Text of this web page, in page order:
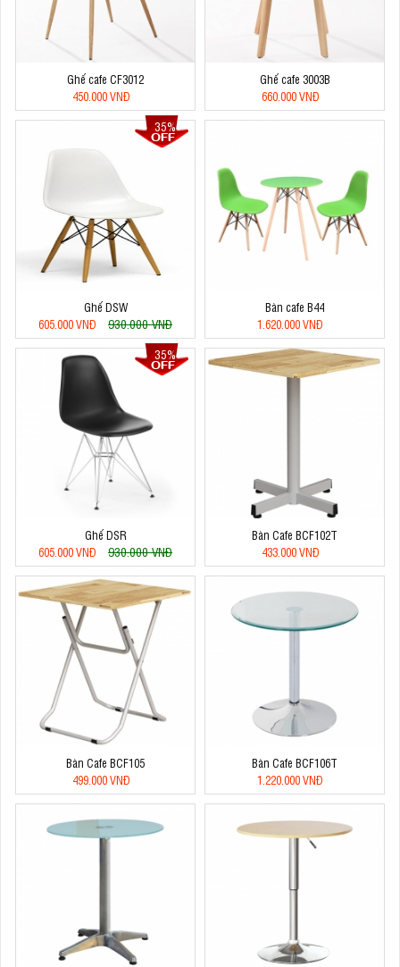
Ghế cafe CF3012
450.000 VNĐ
Ghế cafe 3003B
660.000 VNĐ
35%
Ghế DSW
605.000 VNĐ
930.000 VNĐ
Bàn cafe B44
1.620.000 VNĐ
35%
Ghế DSR
605.000 VNĐ
930.000 VNĐ
Bàn Cafe BCF102T
433.000 VNĐ
Bàn Cafe BCF105
499.000 VNĐ
Bàn Cafe BCF106T
1.220.000 VNĐ